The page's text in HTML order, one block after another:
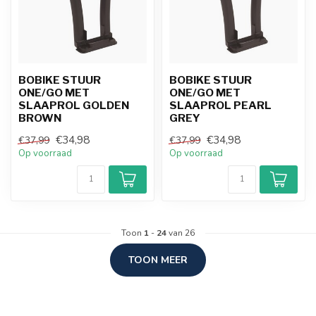
BOBIKE STUUR
ONE/GO MET
SLAAPROL GOLDEN
BROWN
€37,99 €34,98
Op voorraad
BOBIKE STUUR
ONE/GO MET
SLAAPROL PEARL
GREY
€37,99 €34,98
Op voorraad
Toon 1 - 24van 26
TOON MEER